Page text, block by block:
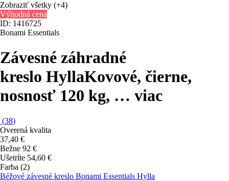
Zobraziť všetky (+4)
Výhodná cena
ID: 1416725
Bonami Essentials
Závesné záhradné
kreslo HyllaKovové, čierne,
nosnosť 120 kg, … viac
(38)
Overená kvalita
37,40 €
Bežne 92 €
Ušetríte 54,60 €
Farba (2)
Béžové závesné kreslo Bonami Essentials Hylla